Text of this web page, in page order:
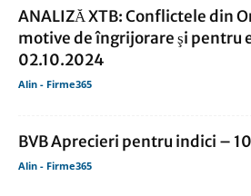
ANALIZĂ XTB: Conflictele din
motive de îngrijorare şi pentru
02.10.2024
Alin - Firme365
BVB Aprecieri pentru indici –
Alin - Firme365